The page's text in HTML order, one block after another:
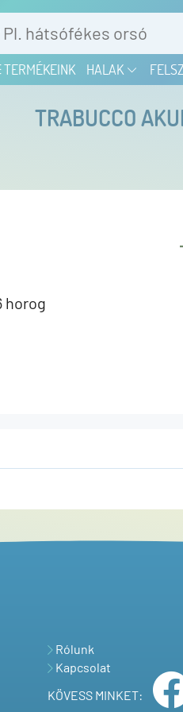
TERMÉKEINK HALAK
TRABUCCO
Rólunk
Kapcsolat
KÖVESS MINKET: